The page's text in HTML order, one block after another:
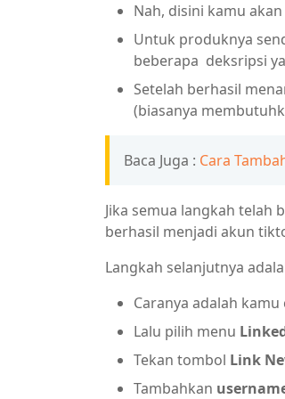
Nah, disini kamu
Untuk produknya
beberapa deksripsi
Setelah berhasil
(biasanya
Baca Juga : Cara
Jika semua langkah telah
berhasil menjadi akun
Langkah selanjutnya
Caranya adalah
Lalu pilih menu
Tekan tombol Link
Tambahkan